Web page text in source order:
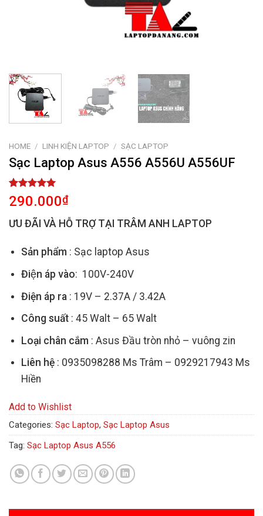
HOME / LINH KIỆN LAPTOP / SẠC LAPTOP
Sạc Laptop Asus A556 A556U A556UF
Rated
5.00
out of 5
based on
2
customer
290.000₫
ƯU ĐÃI VÀ HỖ TRỢ TẠI TRÂM ANH LAPTOP
Sản phẩm : Sạc laptop Asus
Điện áp vào: 100V-240V
Điện áp ra: 19V – 2.37A / 3.42A
Công suất: 45 Walt – 65 Walt
Loại chân cắm : Asus Đầu tròn nhỏ – vuông zin
Liên hệ: 0935098288 Ms Trâm – 0929217943 Ms
Hiền
Add to Wishlist
Categories: Sạc Laptop, Sạc Laptop Asus
Tag: Sạc Laptop Asus A556